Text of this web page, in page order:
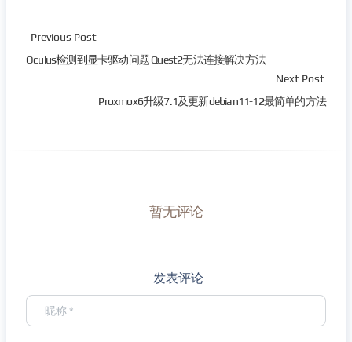
Previous Post
Oculus检测到显卡驱动问题 Quest2无法连接解决方法
Next Post
Proxmox6升级7.1及更新debian11-12最简单的方法
暂无评论
发表评论